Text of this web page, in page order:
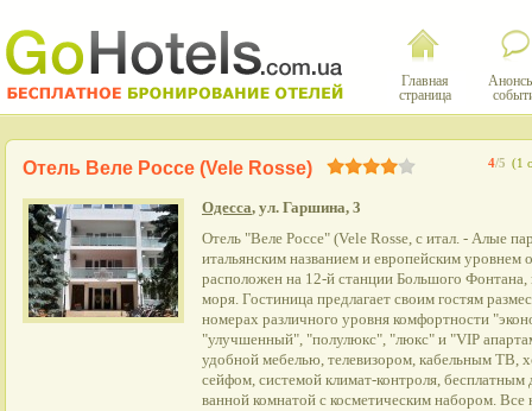
Главная
страница
4/5 (1
Отель Веле Россе (Vele Rosse)
Одесса, ул. Гаршина, 3
Отель "Веле Россе" (Vele Rossе, с итал. - Алые
итальянским названием и европейским уровнем
расположен на 12-й станции Большого Фонтана,
моря. Гостиница предлагает своим гостям
номерах различного уровня комфортности
"улучшенный", "полулюкс", "люкс" и "VIP
удобной мебелью, телевизором, кабельным ТВ,
сейфом, системой климат-контроля, бесплатным
ванной комнатой с косметическим набором.